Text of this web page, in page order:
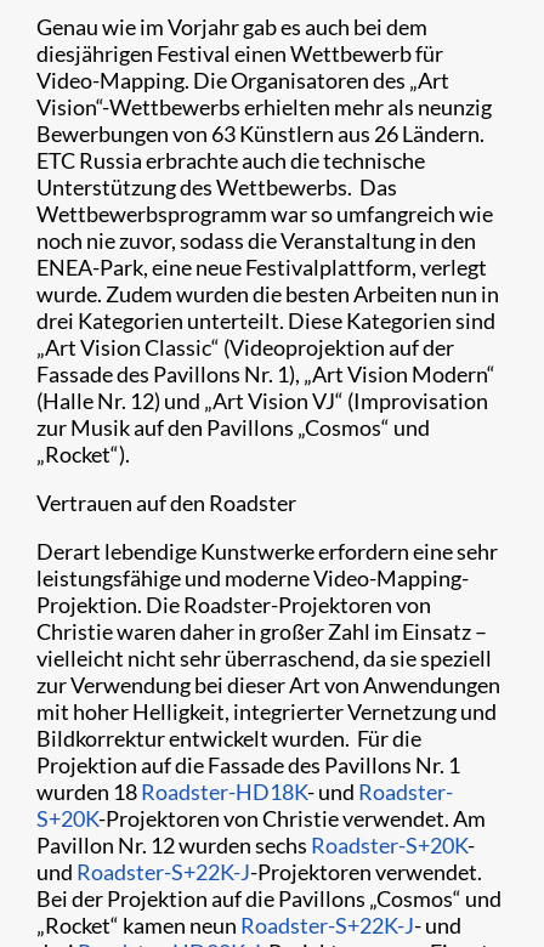
Genau wie im Vorjahr gab es auch bei dem
diesjährigen Festival einen Wettbewerb für
Video-Mapping. Die Organisatoren des „Art
Vision“-Wettbewerbs erhielten mehr als neunzig
Bewerbungen von 63 Künstlern aus 26 Ländern.
ETC Russia erbrachte auch die technische
Unterstützung des Wettbewerbs. Das
Wettbewerbsprogramm war so umfangreich wie
noch nie zuvor, sodass die Veranstaltung in den
ENEA-Park, eine neue Festivalplattform, verlegt
wurde. Zudem wurden die besten Arbeiten nun in
drei Kategorien unterteilt. Diese Kategorien sind
„Art Vision Classic“ (Videoprojektion auf der
Fassade des Pavillons Nr. 1), „Art Vision Modern“
(Halle Nr. 12) und „Art Vision VJ“ (Improvisation
zur Musik auf den Pavillons „Cosmos“ und
„Rocket“).
Vertrauen auf den Roadster
Derart lebendige Kunstwerke erfordern eine sehr
leistungsfähige und moderne Video-Mapping-
Projektion. Die Roadster-Projektoren von
Christie waren daher in großer Zahl im Einsatz –
vielleicht nicht sehr überraschend, da sie speziell
zur Verwendung bei dieser Art von Anwendungen
mit hoher Helligkeit, integrierter Vernetzung und
Bildkorrektur entwickelt wurden. Für die
Projektion auf die Fassade des Pavillons Nr. 1
wurden 18Roadster-HD18K- und Roadster-
S+20K-Projektoren von Christie verwendet. Am
Pavillon Nr. 12 wurden sechs Roadster-S+20K-
und Roadster-S+22K-J-Projektoren verwendet.
Bei der Projektion auf die Pavillons „Cosmos“ und
„Rocket“ kamen neun Roadster-S+22K-J- und